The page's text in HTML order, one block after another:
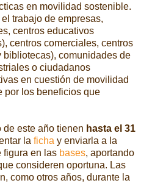
en movilidad sostenible.
trabajo de empresas,
centros educativos
centros comerciales, centros
comunidades de
o ciudadanos
en cuestión de movilidad
por los beneficios que
de este año tienen hasta el 31
la ficha y enviarla a la
figura en las bases, aportando
consideren oportuna. Las
como otros años, durante la